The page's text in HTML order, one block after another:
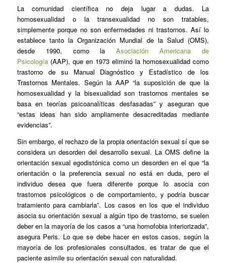
La comunidad científica no deja lugar a dudas. La
homosexualidad o la transexualidad no son tratables,
simplemente porque no son enfermedades ni trastornos. Así lo
establece tanto la Organización Mundial de la Salud (OMS),
desde 1990, como laAsociación Americana de
Psicología(AAP), que en 1973 eliminó la homosexualidad como
trastorno de su Manual Diagnóstico y Estadístico de los
Trastornos Mentales. Según la AAP “la suposición de que la
homosexualidad y la bisexualidad son trastornos mentales se
basa en teorías psicoanalíticas desfasadas” y aseguran que
“estas ideas han sido ampliamente desacreditadas mediante
evidencias”.
Sin embargo, el rechazo de la propia orientación sexual sí que se
considera un desorden del desarrollo sexual. La OMS define la
orientación sexual egodistónica como un desorden en el que “la
orientación o la preferencia sexual no está en duda, pero el
individuo desea que fuera diferente porque lo asocia con
trastornos psicológicos o de comportamiento, y podría buscar
tratamiento para cambiarla”. Los casos en los que el individuo
asocia su orientación sexual a algún tipo de trastorno, se suelen
deber en la mayoría de los casos a “una homofobia interiorizada”,
asegura Peris. Lo que se debe hacer en estos casos, según la
mayoría de los profesionales consultados, es tratar de que el
paciente asimile su orientación sexual con naturalidad.